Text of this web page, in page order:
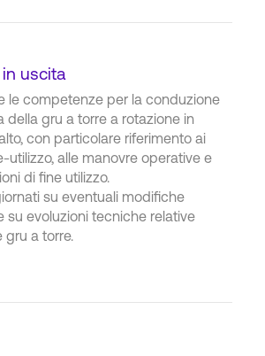
uscita
le competenze per la conduzione
della gru a torre a rotazione in
con particolare riferimento ai
utilizzo, alle manovre operative e
di fine utilizzo.
su eventuali modifiche
su evoluzioni tecniche relative
gru a torre.